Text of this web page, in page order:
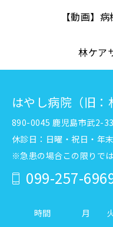
【動画】
林ケア
はやし病院（旧：
890-0045 鹿児島市武2-
休診日：日曜・祝日・年
※急患の場合この限りでは
099-257-
時間 月